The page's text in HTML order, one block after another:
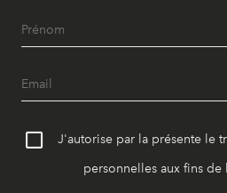
J'autorise par la présente le
personnelles aux fins de